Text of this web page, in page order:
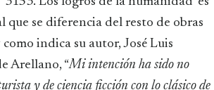
que se diferencia del resto de obras
como indica su autor, José Luis
Arellano, “Mi intención ha sido no
y de ciencia ficción con lo clásico de